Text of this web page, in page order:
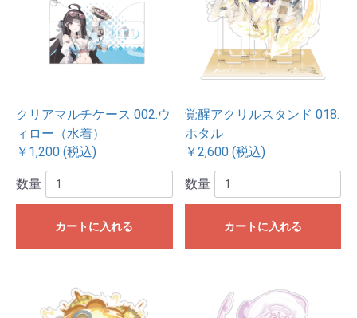
クリアマルチケース 002.ウ
ィロー（水着）
￥1,200 (税込)
数量
カートに入れる
覚醒アクリルスタンド 018.
ホタル
￥2,600 (税込)
数量
カートに入れる